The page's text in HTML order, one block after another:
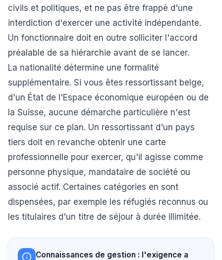
civils et politiques, et ne pas être frappé d'une
interdiction d'exercer une activité indépendante.
Un fonctionnaire doit en outre solliciter l'accord
préalable de sa hiérarchie avant de se lancer.
La nationalité détermine une formalité
supplémentaire. Si vous êtes ressortissant belge,
d'un État de l'Espace économique européen ou de
la Suisse, aucune démarche particulière n'est
requise sur ce plan. Un ressortissant d'un pays
tiers doit en revanche obtenir une carte
professionnelle pour exercer, qu'il agisse comme
personne physique, mandataire de société ou
associé actif. Certaines catégories en sont
dispensées, par exemple les réfugiés reconnus ou
les titulaires d'un titre de séjour à durée illimitée.
Connaissances de gestion : l'exigence a